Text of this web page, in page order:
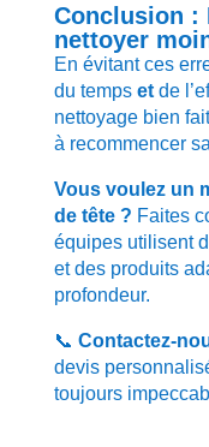
Conclusion :
nettoyer
En évitant ces
du temps etde
nettoyage bien
à recommencer
Vous voulez un
de tête ? Faites
équipes utilisent
et des produits
profondeur.
📞 Contactez-
devis
toujours